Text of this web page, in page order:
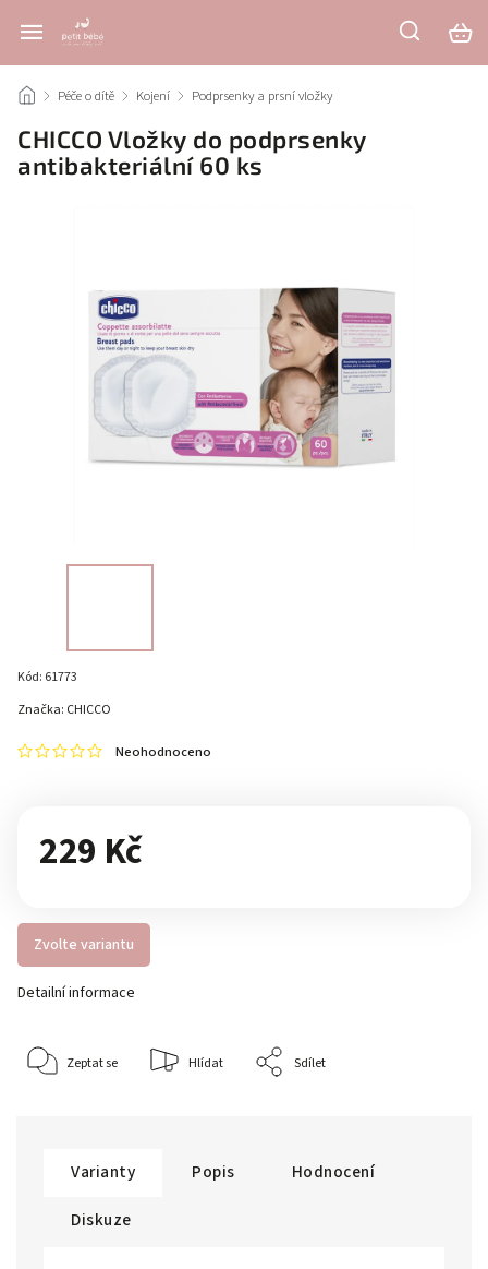
/ Péče o dítě / Kojení / Podprsenky a prsní vložky
CHICCO Vložky do podprsenky
antibakteriální 60 ks
Kód: 61773
Neohodnoceno
Značka: CHICCO
229 Kč
Zvolte variantu
Detailní informace
Zeptat se Hlídat Sdílet
Varianty Popis
Hodnocení
Diskuze